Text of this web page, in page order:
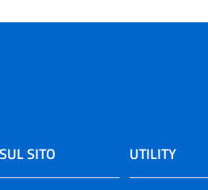
SITO UTILITY